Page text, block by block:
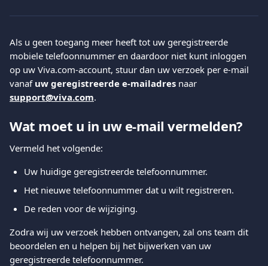
Als u geen toegang meer heeft tot uw geregistreerde
mobiele telefoonnummer en daardoor niet kunt inloggen
op uw Viva.com-account, stuur dan uw verzoek per e-mail
vanaf uw geregistreerde e-mailadres naar
support@viva.com.
Wat moet u in uw e-mail vermelden?
Vermeld het volgende:
Uw huidige geregistreerde telefoonnummer.
Het nieuwe telefoonnummer dat u wilt registreren.
De reden voor de wijziging.
Zodra wij uw verzoek hebben ontvangen, zal ons team dit
beoordelen en u helpen bij het bijwerken van uw
geregistreerde telefoonnummer.